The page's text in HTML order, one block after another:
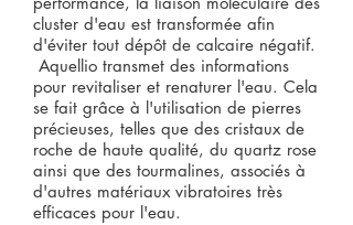
cluster d'eau est transformée afin
d'éviter tout dépôt de calcaire négatif.
​ Aquellio transmet des informations
pour revitaliser et renaturer l'eau. Cela
se fait grâce à l'utilisation de pierres
précieuses, telles que des cristaux de
roche de haute qualité, du quartz rose
ainsi que des tourmalines, associés à
d'autres matériaux vibratoires très
efficaces pour l'eau.